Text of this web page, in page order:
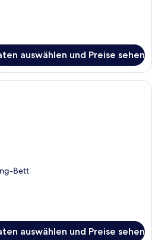
auswählen und Preise sehen
Ein Hotelzimmer mit einer Couch,
Bett
auswählen und Preise sehen